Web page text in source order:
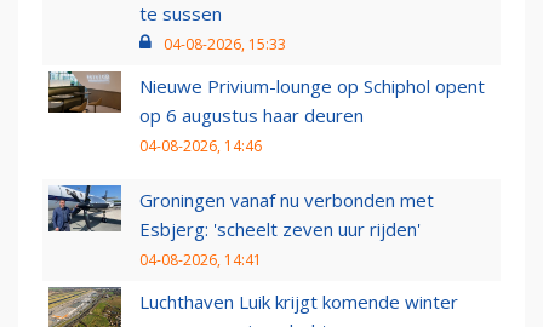
te sussen
04-08-2026, 15:33
Nieuwe Privium-lounge op Schiphol opent
op 6 augustus haar deuren
04-08-2026, 14:46
Groningen vanaf nu verbonden met
Esbjerg: 'scheelt zeven uur rijden'
04-08-2026, 14:41
Luchthaven Luik krijgt komende winter